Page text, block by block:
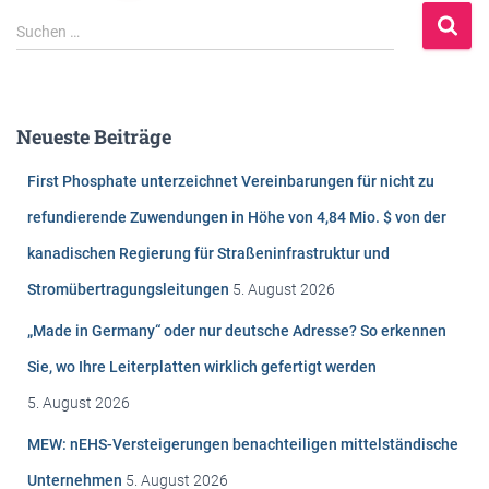
S
u
n
Suchen …
Neueste Beiträge
First Phosphate unterzeichnet Vereinbarungen für nicht zu
refundierende Zuwendungen in Höhe von 4,84 Mio. $ von der
kanadischen Regierung für Straßeninfrastruktur und
Stromübertragungsleitungen 5. August 2026
„Made in Germany“ oder nur deutsche Adresse? So erkennen
Sie, wo Ihre Leiterplatten wirklich gefertigt werden
5. August 2026
MEW: nEHS-Versteigerungen benachteiligen mittelständische
Unternehmen 5. August 2026